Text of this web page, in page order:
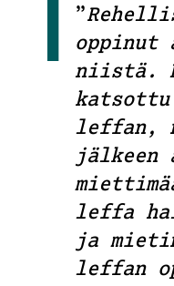
”
oppinut
niistä.
leffan,
jälkeen
leffa
ja
leffan